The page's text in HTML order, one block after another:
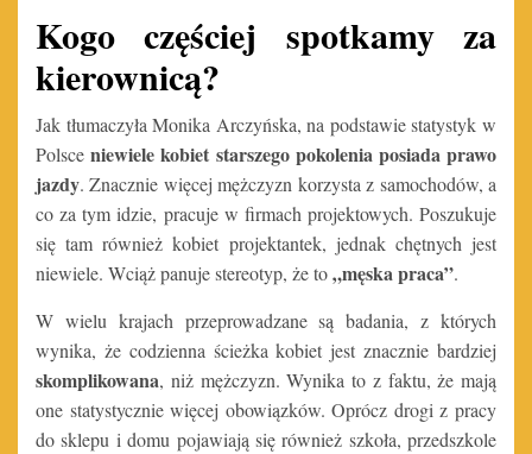
Kogo częściej spotkamy za
kierownicą?
Jak tłumaczyła Monika Arczyńska, na podstawie statystyk w
Polsceniewiele kobiet starszego pokolenia posiada prawo
jazdy. Znacznie więcej mężczyzn korzysta z samochodów, a
co za tym idzie, pracuje w firmach projektowych. Poszukuje
się tam również kobiet projektantek, jednak chętnych jest
niewiele. Wciąż panuje stereotyp, że to„męska praca”.
W wielu krajach przeprowadzane są badania, z których
wynika, że codzienna ścieżka kobiet jest znacznie bardziej
skomplikowana, niż mężczyzn. Wynika to z faktu, że mają
one statystycznie więcej obowiązków. Oprócz drogi z pracy
do sklepu i domu pojawiają się również szkoła, przedszkole